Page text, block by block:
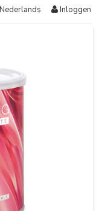
Nederlands Inloggen